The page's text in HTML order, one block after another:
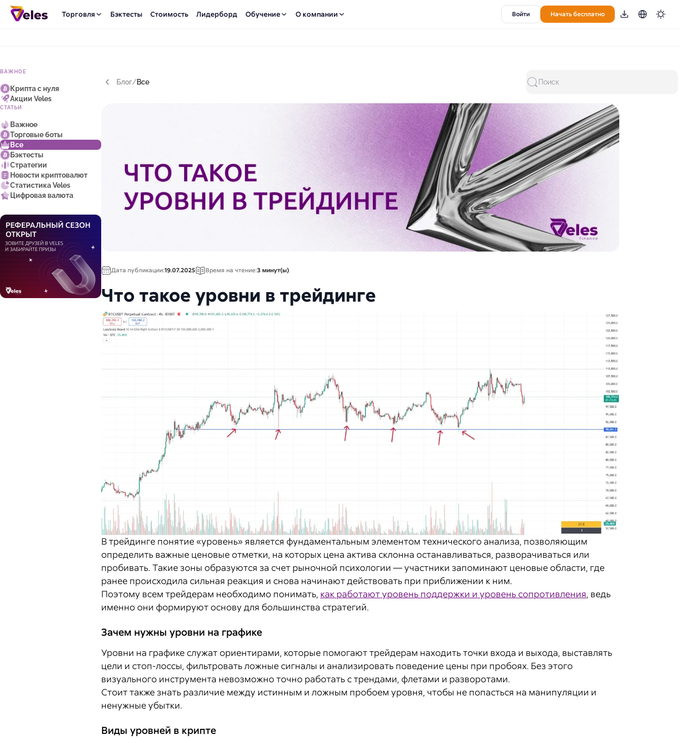
Торговля Бэктесты Стоимость Лидерборд Обучение О компании Войти Начать бесплатно
ВАЖНОЕ
Крипта с нуля
Акции Veles
СТАТЬИ
Важное
Торговые боты
Все
Бэктесты
Стратегии
Новости криптовалют
Статистика Veles
Цифровая валюта
Блог/Все Поиск
Дата публикации:19.07.2025 Время на чтение:3 минут(ы)
Что такое уровни в трейдинге
В трейдинге понятие «уровень» является фундаментальным элементом технического анализа, позволяющим
определить важные ценовые отметки, на которых цена актива склонна останавливаться, разворачиваться или
пробивать. Такие зоны образуются за счет рыночной психологии — участники запоминают ценовые области, где
ранее происходила сильная реакция и снова начинают действовать при приближении к ним.
Поэтому всем трейдерам необходимо понимать, как работают уровень поддержки и уровень сопротивления, ведь
именно они формируют основу для большинства стратегий.
Зачем нужны уровни на графике
Уровни на графике служат ориентирами, которые помогают трейдерам находить точки входа и выхода, выставлять
цели и стоп-лоссы, фильтровать ложные сигналы и анализировать поведение цены при пробоях. Без этого
визуального инструмента невозможно точно работать с трендами, флетами и разворотами.
Стоит также знать различие между истинным и ложным пробоем уровня, чтобы не попасться на манипуляции и
ненужные убытки.
Виды уровней в крипте